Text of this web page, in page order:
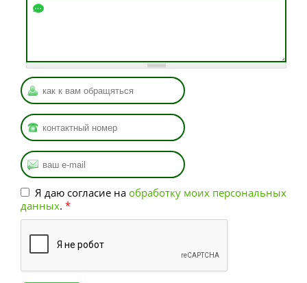
Имя*
Ваш номер*
Ваша почта*
Я даю согласие на обработку моих персональных
данных. *